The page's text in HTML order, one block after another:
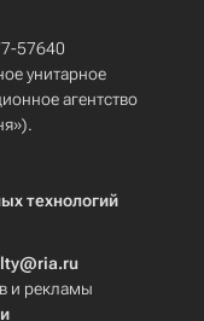
57640
унитарное
агентство
технологий
и рекламы